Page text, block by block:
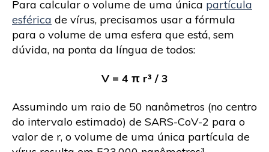
Para calcular o volume de uma única partícula
esférica de vírus, precisamos usar a fórmula
para o volume de uma esfera que está, sem
dúvida, na ponta da língua de todos:
V = 4 π r³ / 3
Assumindo um raio de 50 nanômetros (no centro
do intervalo estimado) de SARS-CoV-2 para o
valor de r, o volume de uma única partícula de